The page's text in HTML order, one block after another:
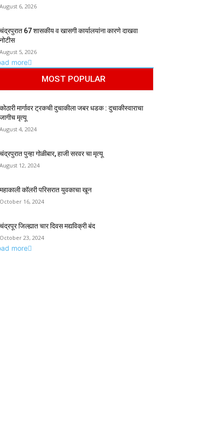
August 6, 2026
चंद्रपुरात 67 शासकीय व खासगी कार्यालयांना कारणे दाखवा
नोटीस
August 5, 2026
more
MOST POPULAR
कोठारी मार्गावर ट्रकची दुचाकीला जबर धडक : दुचाकीस्वाराचा
जागीच मृत्यू
August 4, 2024
चंद्रपुरात पुन्हा गोळीबार, हाजी सरवर चा मृत्यू
August 12, 2024
महाकाली कॉलरी परिसरात युवकाचा खून
October 16, 2024
चंद्रपूर जिल्ह्यात चार दिवस मद्यविक्री बंद
October 23, 2024
more